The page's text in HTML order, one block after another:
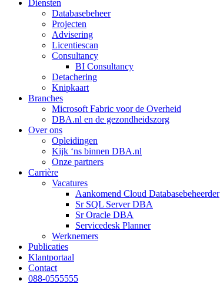
Diensten
Databasebeheer
Projecten
Advisering
Licentiescan
Consultancy
BI Consultancy
Detachering
Knipkaart
Branches
Microsoft Fabric voor de Overheid
DBA.nl en de gezondheidszorg
Over ons
Opleidingen
Kijk ‘ns binnen DBA.nl
Onze partners
Carrière
Vacatures
Aankomend Cloud Databasebeheerder
Sr SQL Server DBA
Sr Oracle DBA
Servicedesk Planner
Werknemers
Publicaties
Klantportaal
Contact
088-0555555